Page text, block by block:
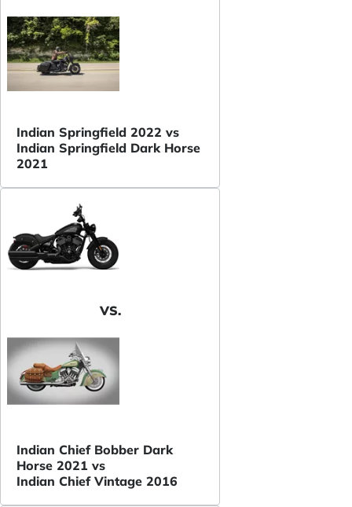
Indian Springfield 2022 vs
Indian Springfield Dark Horse
2021
VS.
Indian Chief Bobber Dark
Horse 2021 vs
Indian Chief Vintage 2016